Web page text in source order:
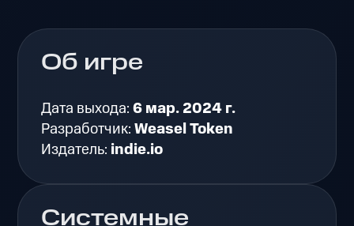
Об игре
Дата выхода:6 мар. 2024 г.
Разработчик:Weasel Token
Издатель: indie.io
Системные